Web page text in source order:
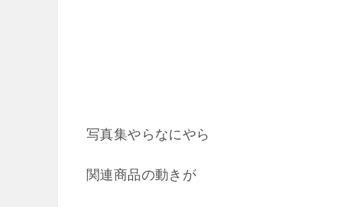
写真集やらなにやら
関連商品の動きが